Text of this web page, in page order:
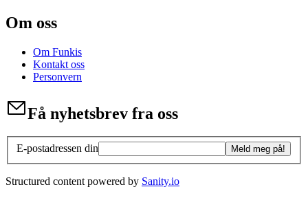
Om oss
Om Funkis
Kontakt oss
Personvern
Få nyhetsbrev fra oss
E-postadressen din Meld meg på!
Structured content powered by Sanity.io